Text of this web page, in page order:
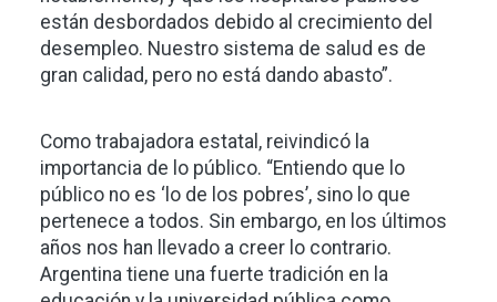
están desbordados debido al crecimiento del
desempleo. Nuestro sistema de salud es de
gran calidad, pero no está dando abasto”.
Como trabajadora estatal, reivindicó la
importancia de lo público. “Entiendo que lo
público no es ‘lo de los pobres’, sino lo que
pertenece a todos. Sin embargo, en los últimos
años nos han llevado a creer lo contrario.
Argentina tiene una fuerte tradición en la